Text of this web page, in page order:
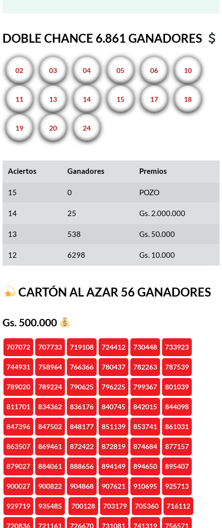
DOBLE CHANCE 6.861 GANADORES
02 03 04 05 06 10
11 13 14 15 17 18
19 20 24
Aciertos Ganadores Premios
15 0 POZO
14 25 Gs. 2.000.000
13 538 Gs. 50.000
12 6298 Gs. 10.000
​CARTÓN AL AZAR 56 GANADORES
Gs. 500.000
707072 707733 719108 724412 730448 733923
744931 758964 766366 780437 782263 787539
789020 789224 790625 796225 799367 801039
811701 834362 836176 840745 842015 844098
847396 847502 848177 851139 853741 861031
863507 869461 872422 872819 874684 877157
879027 884061 888656 894149 894650 895407
900027 900822 904868 907621 910695 925713
929719 935485 700128 703179 705360 716112
720836 721161 726670 731081 741319 756571